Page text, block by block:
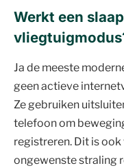
Werkt een
Ja de meeste
geen actieve
Ze gebruiken
telefoon om
registreren. Dit is
ongewenste straling